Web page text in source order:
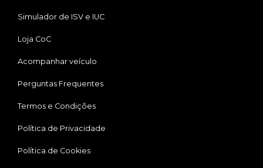
Simulador de ISV e IUC
Loja CoC
Acompanhar veículo
Perguntas Frequentes
Termos e Condições
Política de Privacidade
Política de Cookies